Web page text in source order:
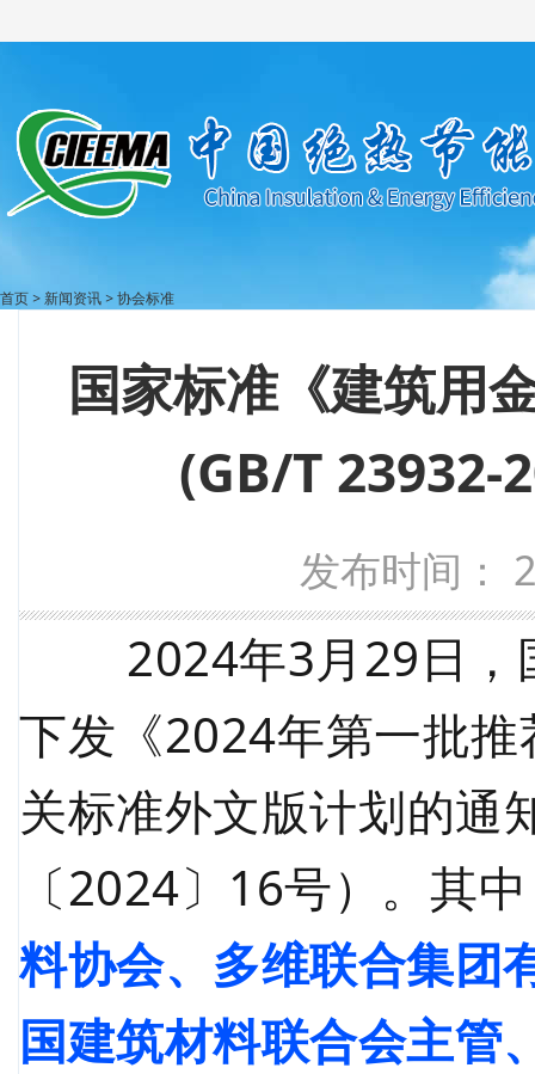
首页 > 新闻资讯 >协会标准
国家标准《建筑用
(GB/T 23932-
发布时间：
2024年3月29日
下发《2024年第一批
关标准外文版计划的通
〔2024〕16号）。其
料协会、多维联合集团
国建筑材料联合会主管